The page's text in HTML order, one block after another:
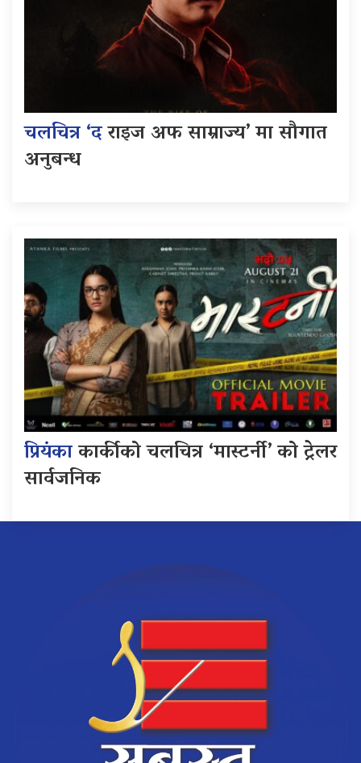
चलचित्र ‘दराइज अफ साम्राज्य’ मा सौगात
अनुबन्ध
प्रियंकाकार्कीको चलचित्र ‘मास्टर्नी’ को ट्रेलर
सार्वजनिक